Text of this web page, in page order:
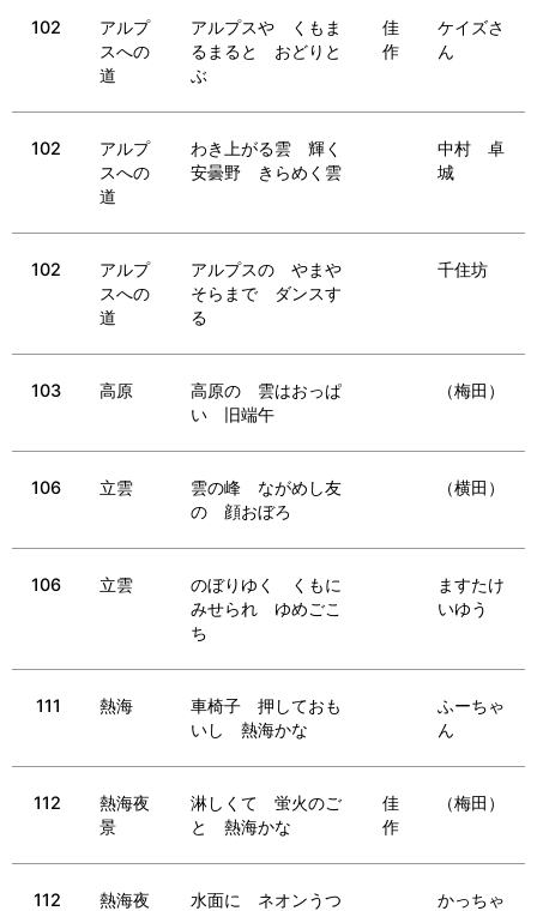
102
アルプ
スへの
道
アルプスや くもま
るまると おどりと
ぶ
佳
作
ケイズさ
ん
102
アルプ
スへの
道
わき上がる雲 輝く
安曇野 きらめく雲
中村 卓
城
102
アルプ
スへの
道
アルプスの やまや
そらまで ダンスす
る
千住坊
103 高原
高原の 雲はおっぱ
い 旧端午
（梅田）
106 立雲
雲の峰 ながめし友
の 顔おぼろ
（横田）
106 立雲
のぼりゆく くもに
みせられ ゆめごこ
ち
ますたけ
いゆう
111 熱海
車椅子 押しておも
いし 熱海かな
ふーちゃ
ん
112
熱海夜
景
淋しくて 蛍火のご
と 熱海かな
佳
作
（梅田）
112
熱海夜
水面に ネオンうつ
かっちゃ